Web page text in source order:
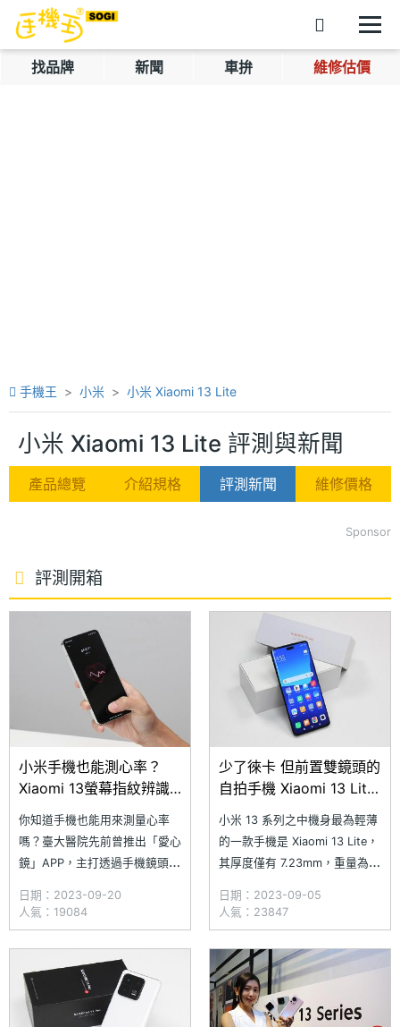
找品牌 新聞 車拚 維修估價
手機王 小米 小米 Xiaomi 13 Lite
小米 Xiaomi 13 Lite 評測與新聞
產品總覽 介紹規格 評測新聞 維修價格
Sponsor
評測開箱
小米手機也能測心率？
Xiaomi 13螢幕指紋辨識
超實用教學
你知道手機也能用來測量心率
嗎？臺大醫院先前曾推出「愛心
鏡」APP，主打透過手機鏡頭實
確度，不過在使用時必須將手指
輕按住鏡頭長達 1 分鐘，不僅
耗費時間偏長，每次測量完都會
造成鏡頭汙損，多少有些不便。
其實除了鏡頭外，小米手機還可
以透過「螢幕指紋辨識」進行心
日期：2023-09-20
人氣：19084
少了徠卡 但前置雙鏡頭的
自拍手機 Xiaomi 13 Lite
開箱體驗
小米 13 系列之中機身最為輕薄
的一款手機是 Xiaomi 13 Lite，
其厚度僅有 7.23mm，重量為
為熱衷自拍的消費者所打造。搭
載高通 Snapdragon 7 Gen 1平
台，擁有比 Xiaomi 13 更大的
6.55 吋 FHD+ AMOLED 螢幕
日期：2023-09-05
人氣：23847